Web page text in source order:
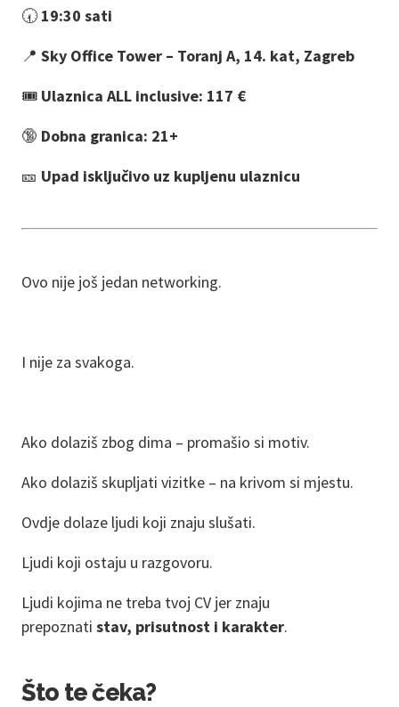
🕢19:30 sati
📍 Sky Office Tower – Toranj A, 14. kat, Zagreb
🎟️ Ulaznica ALL inclusive: 117 €
🔞 Dobna granica: 21+
🎫 Upad isključivo uz kupljenu ulaznicu
Ovo nije još jedan networking.
I nije za svakoga.
Ako dolaziš zbog dima – promašio si motiv.
Ako dolaziš skupljati vizitke – na krivom si mjestu.
Ovdje dolaze ljudi koji znaju slušati.
Ljudi koji ostaju u razgovoru.
Ljudi kojima ne treba tvoj CV jer znaju
prepoznati stav, prisutnost i karakter.
Što te čeka?